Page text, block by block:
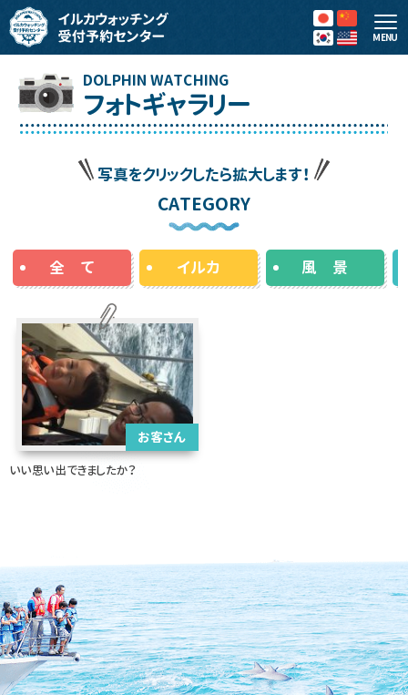
MENU
フォトギャラリー
写真をクリックしたら拡大します！
CATEGORY
全 て イルカ 風 景
お客さん
いい思い出できましたか？